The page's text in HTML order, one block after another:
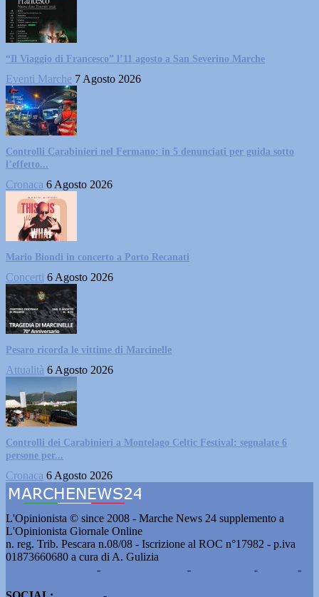
“Il Viaggio di Francesco” l’11 agosto a San Severino Marche
Eventi Marche 7 Agosto 2026
Controlli Carabinieri nel Fermano: in 5 denunciati per guida sotto
l’effetto...
Cronaca 6 Agosto 2026
Mario Biondi in concerto a Porto Recanati
Concerti 6 Agosto 2026
Pesaro ricorda le vittime di Marcinelle
Attualità 6 Agosto 2026
Controlli dei Carabinieri a Montelago Celtic Festival: segnalate 6
persone per...
Cronaca 6 Agosto 2026
L'Opinionista © since 2008 - Marche News 24 supplemento a
L'Opinionista Giornale Online
n. reg. Trib. Pescara n.08/08 - Iscrizione al ROC n°17982 - p.iva
01873660680 a cura di A. Gulizia
- - -
-